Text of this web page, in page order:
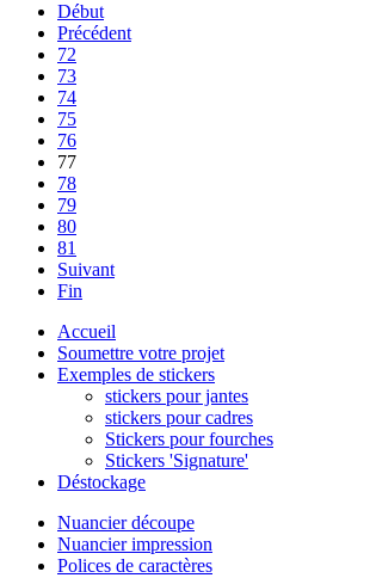
Début
Précédent
72
73
74
75
76
77
78
79
80
81
Suivant
Fin
Accueil
Soumettre votre projet
Exemples de stickers
stickers pour jantes
stickers pour cadres
Stickers pour fourches
Stickers 'Signature'
Déstockage
Nuancier découpe
Nuancier impression
Polices de caractères